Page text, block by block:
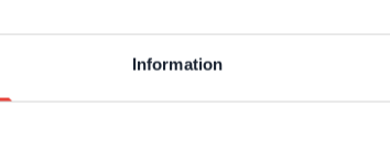
Information